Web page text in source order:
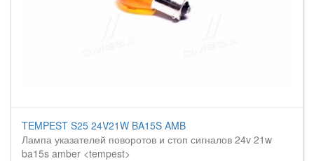
TEMPEST S25 24V21W BA15S AMB
Лампа указателей поворотов и стоп сигналов 24v 21w
ba15s amber <tempest>